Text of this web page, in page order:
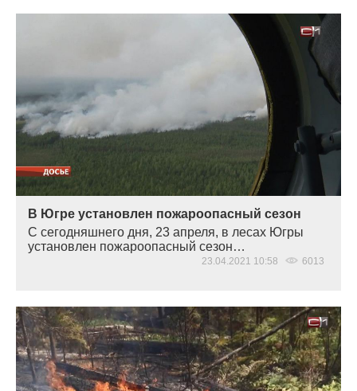
В Югре установлен пожароопасный сезон
С сегодняшнего дня, 23 апреля, в лесах Югры
установлен пожароопасный сезон…
23.04.2021 10:58 6013